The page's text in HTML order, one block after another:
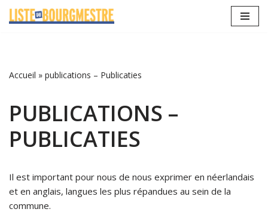
Accueil » publications – Publicaties
PUBLICATIONS –
PUBLICATIES
Il est important pour nous de nous exprimer en néerlandais
et en anglais, langues les plus répandues au sein de la
commune.